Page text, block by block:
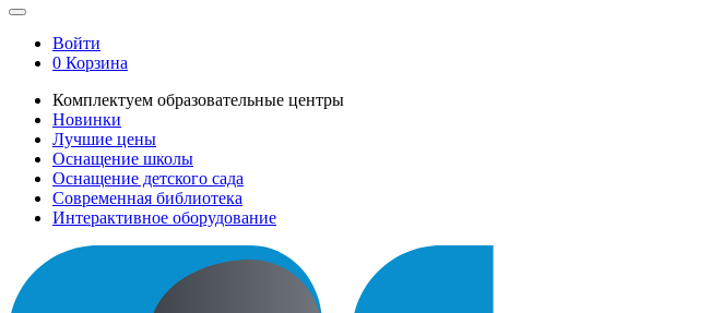
Войти
0 Корзина
Комплектуем образовательные центры
Новинки
Лучшие цены
Оснащение школы
Оснащение детского сада
Современная библиотека
Интерактивное оборудование